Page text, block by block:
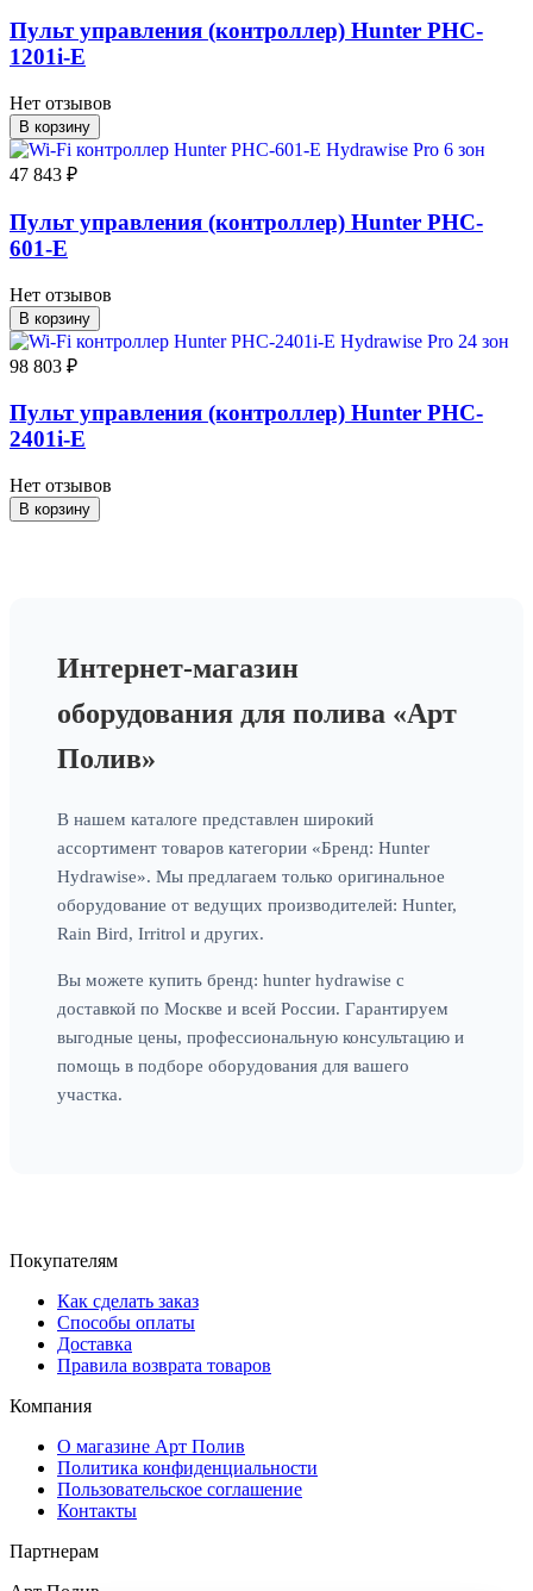
Пульт управления (контроллер) Hunter PHC-
1201i-E
Нет отзывов
В корзину
47 843 ₽
Пульт управления (контроллер) Hunter PHC-
601-E
Нет отзывов
В корзину
98 803 ₽
Пульт управления (контроллер) Hunter PHC-
2401i-E
Нет отзывов
В корзину
Интернет-магазин
оборудования для полива «Арт
Полив»
В нашем каталоге представлен широкий
ассортимент товаров категории «Бренд: Hunter
Hydrawise». Мы предлагаем только оригинальное
оборудование от ведущих производителей: Hunter,
Rain Bird, Irritrol и других.
Вы можете купить бренд: hunter hydrawise с
доставкой по Москве и всей России. Гарантируем
выгодные цены, профессиональную консультацию и
помощь в подборе оборудования для вашего
участка.
Покупателям
Как сделать заказ
Способы оплаты
Доставка
Правила возврата товаров
Компания
О магазине Арт Полив
Политика конфиденциальности
Пользовательское соглашение
Контакты
Партнерам